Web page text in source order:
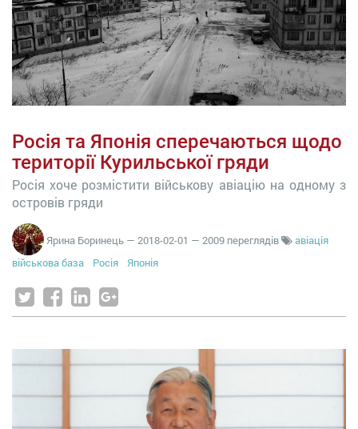
Росія та Японія сперечаються щодо
території Курильської гряди
Росія хоче розмістити військову авіацію на одному з
островів гряди
Ярина Боринець — 2018-02-01 — 2009 переглядів
авіація
військова база
Росія Японія